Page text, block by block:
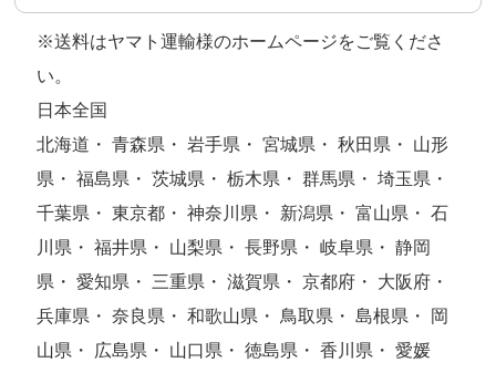
※送料はヤマト運輸様のホームページをご覧くださ
い。
日本全国
北海道・ 青森県・ 岩手県・ 宮城県・ 秋田県・ 山形
県・ 福島県・ 茨城県・ 栃木県・ 群馬県・ 埼玉県・
千葉県・ 東京都・ 神奈川県・ 新潟県・ 富山県・ 石
川県・ 福井県・ 山梨県・ 長野県・ 岐阜県・ 静岡
県・ 愛知県・ 三重県・ 滋賀県・ 京都府・ 大阪府・
兵庫県・ 奈良県・ 和歌山県・ 鳥取県・ 島根県・ 岡
山県・ 広島県・ 山口県・ 徳島県・ 香川県・ 愛媛